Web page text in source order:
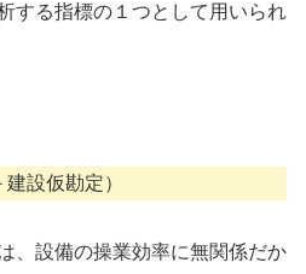
する指標の１つとして用いられ
設仮勘定）
、設備の操業効率に無関係だか